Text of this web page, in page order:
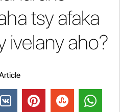
tsy afaka
ivelany aho?